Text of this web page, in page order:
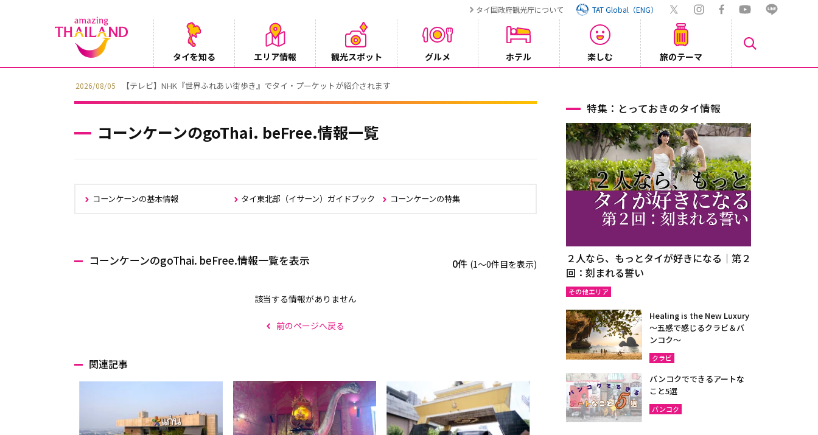
タイ国政府観光庁について TAT Global（ENG）
タイを知る エリア情報 観光スポット グルメ ホテル 楽しむ 旅のテーマ
2026/08/04 Instagramでタイパンツを当てようキャンペーン
コーンケーンのgoThai. beFree.情報一覧
コーンケーンの基本情報 タイ東北部（イサーン）ガイドブック コーンケーンの特集
コーンケーンのgoThai. beFree.情報一覧を表示 0件 (1〜0件目を表示)
該当する情報がありません
前のページへ戻る
関連記事
特集：とっておきのタイ情報
２人なら、もっとタイが好きになる｜第２
回：刻まれる誓い
その他エリア
Healing is the New Luxury
～五感で感じるクラビ＆バ
ンコク～
クラビ
バンコクでできるアートな
こと5選
バンコク